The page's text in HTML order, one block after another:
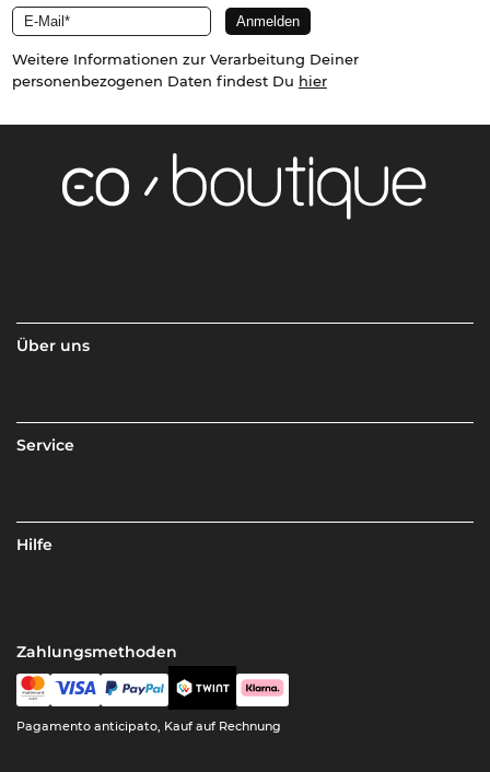
Weitere Informationen zur Verarbeitung Deiner
personenbezogenen Daten findest Du hier
Über uns
Service
Hilfe
Zahlungsmethoden
Pagamento anticipato, Kauf auf Rechnung